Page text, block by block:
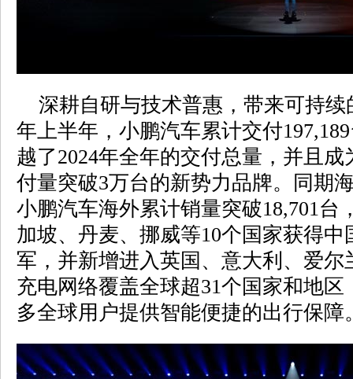
深耕自研与技术普惠，带来可持续
年上半年，小鹏汽车累计交付
越了2024年全年的交付总量，并且
付量突破3万台的新势力品牌。同期
小鹏汽车海外累计销量突破18,701台
加坡、丹麦、挪威等10个国家获得
军，并新增进入英国、意大利、爱尔
充电网络覆盖全球超31个国家和地区
多全球用户提供智能便捷的出行保障